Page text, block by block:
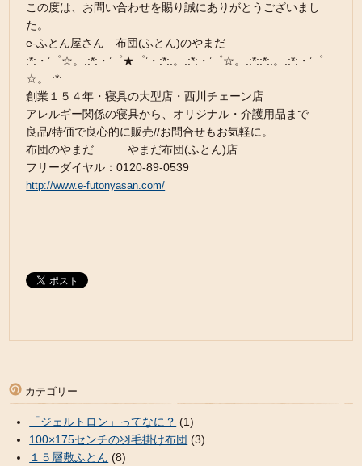
この度は、お問い合わせを賜り誠にありがとうございまし
た。
e-ふとん屋さん 布団(ふとん)のやまだ
:*:・’゜☆。.:*:・’゜★゜’・:*:.。.:*:・’゜☆。.:*::*:.。.:*:・’゜
☆。.:*:
創業１５４年・寝具の大型店・西川チェーン店
アレルギー関係の寝具から、オリジナル・介護用品まで
良品/特価で良心的に販売//お問合せもお気軽に。
布団のやまだ やまだ布団(ふとん)店
フリーダイヤル：0120-89-0539
http://www.e-futonyasan.com/
カテゴリー
「ジェルトロン」ってなに？ (1)
100×175センチの羽毛掛け布団 (3)
１５層敷ふとん (8)